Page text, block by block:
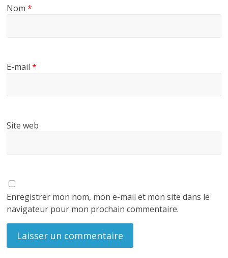
Nom*
E-mail*
Site web
Enregistrer mon nom, mon e-mail et mon site dans le
navigateur pour mon prochain commentaire.